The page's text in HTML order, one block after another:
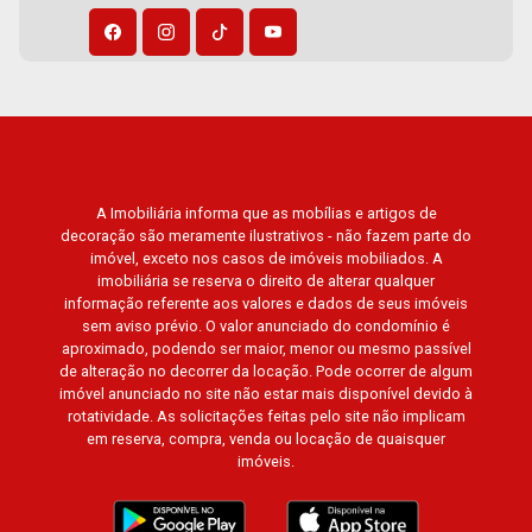
Flórida, Jardim Centenário, Recreio das Acácias,
Jardim Ana Maria, San Marco, Vila Romana,
A Imobiliária informa que as mobílias e artigos de
decoração são meramente ilustrativos - não fazem parte do
imóvel, exceto nos casos de imóveis mobiliados. A
imobiliária se reserva o direito de alterar qualquer
informação referente aos valores e dados de seus imóveis
sem aviso prévio. O valor anunciado do condomínio é
aproximado, podendo ser maior, menor ou mesmo passível
de alteração no decorrer da locação. Pode ocorrer de algum
imóvel anunciado no site não estar mais disponível devido à
rotatividade. As solicitações feitas pelo site não implicam
em reserva, compra, venda ou locação de quaisquer
imóveis.